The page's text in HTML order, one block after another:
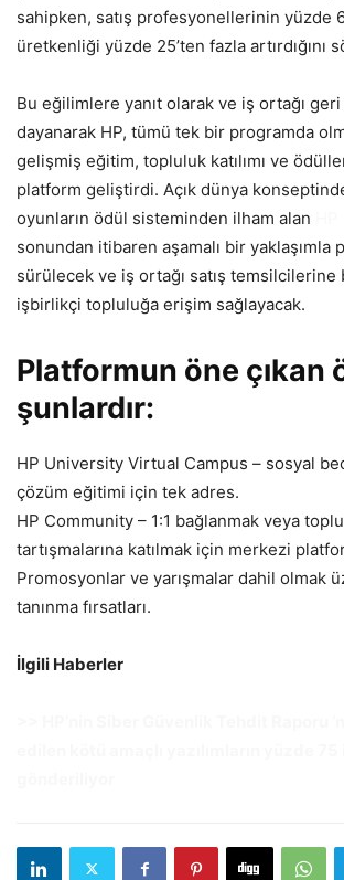
sahipken, satış profesyonellerinin yüzde
üretkenliği yüzde 25’ten fazla artırdığını
Bu eğilimlere yanıt olarak ve iş ortağı
dayanarak HP, tümü tek bir programda
gelişmiş eğitim, topluluk katılımı ve
platform geliştirdi. Açık dünya
oyunların ödül sisteminden ilham alan
sonundan itibaren aşamalı bir yaklaşımla
sürülecek ve iş ortağı satış temsilcilerine
işbirlikçi topluluğa erişim sağlayacak.
Platformun öne çıkan
şunlardır:
HP University Virtual Campus – sosyal
çözüm eğitimi için tek adres.
HP Community – 1:1 bağlanmak veya
tartışmalarına katılmak için merkezi
Promosyonlar ve yarışmalar dahil olmak
tanınma fırsatları.
İlgili Haberler